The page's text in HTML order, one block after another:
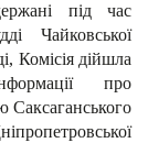
під час
Чайковської
, Комісія дійшла
про
Саксаганського